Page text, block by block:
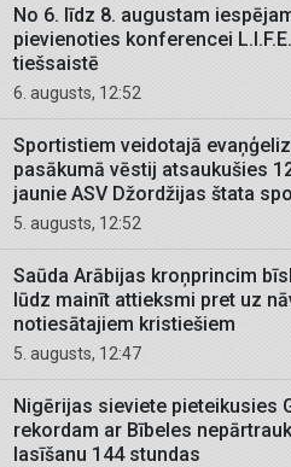
No 6. līdz 8. augustam
pievienoties konferencei
tiešsaistē
6. augusts, 12:52
Sportistiem veidotajā
pasākumā vēstij atsaukušies
jaunie ASV Džordžijas štata
5. augusts, 12:52
Saūda Arābijas kroņprincim
lūdz mainīt attieksmi pret uz
notiesātajiem kristiešiem
5. augusts, 12:47
Nigērijas sieviete pieteikusies
rekordam ar Bībeles
lasīšanu 144 stundas